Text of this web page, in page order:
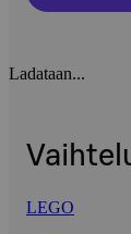
Ladataan...
LEGO